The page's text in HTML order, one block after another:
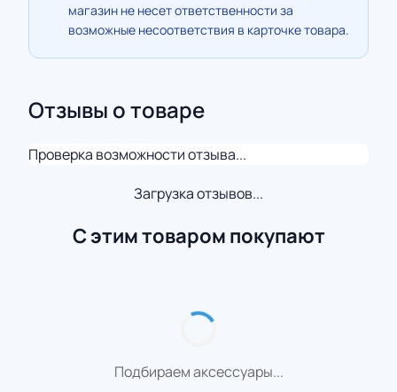
магазин не несет ответственности за
возможные несоответствия в карточке товара.
Отзывы о товаре
Проверка возможности отзыва...
Загрузка отзывов...
С этим товаром покупают
Подбираем аксессуары...